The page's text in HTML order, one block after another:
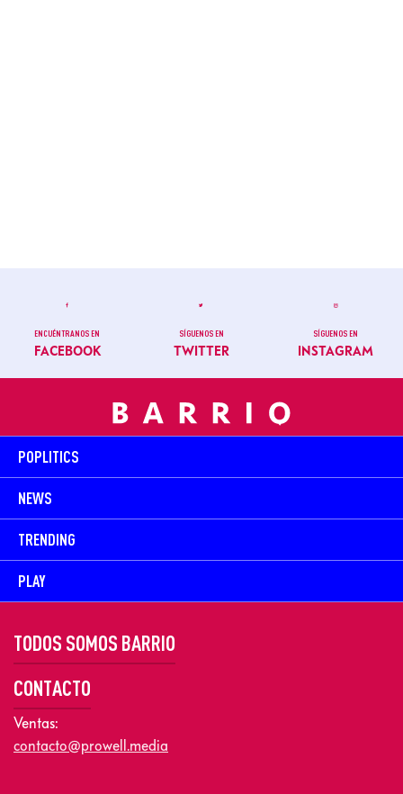
ENCUÉNTRANOS EN
FACEBOOK
SÍGUENOS EN
TWITTER
SÍGUENOS EN
INSTAGRAM
POPLITICS
NEWS
TRENDING
PLAY
TODOS SOMOS BARRIO
CONTACTO
Ventas:
contacto@prowell.media